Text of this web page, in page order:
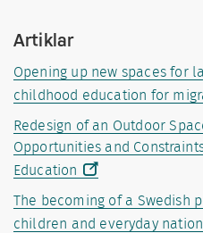
Artiklar
Opening up new spaces for
childhood education for
Redesign of an Outdoor
Opportunities and
Education
The becoming of a Swedish
children and everyday